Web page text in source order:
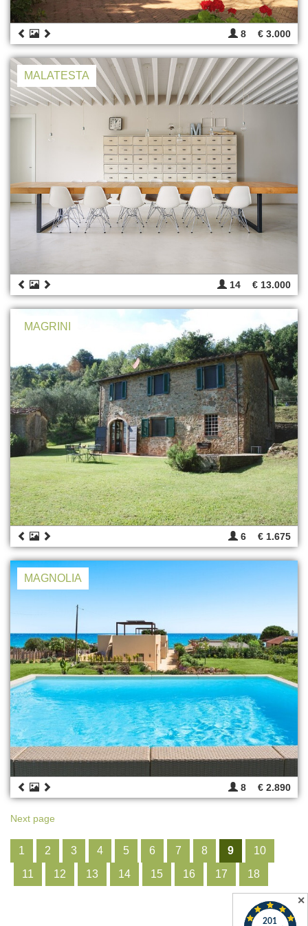
8 € 3.000
MALATESTA
14 € 13.000
MAGRINI
6 € 1.675
MAGNOLIA
8 € 2.890
Next page
1 2 3 4 5 6 7 8 9
10
11
12 13 14 15 16 17 18
✕